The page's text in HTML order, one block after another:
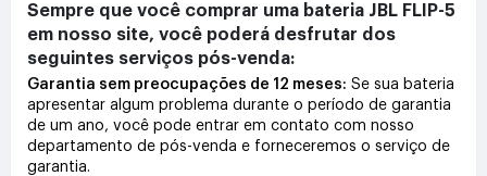
Sempre que você comprar uma bateria JBL FLIP-5
em nosso site, você poderá desfrutar dos
seguintes serviços pós-venda:
Garantia sem preocupações de 12 meses: Se sua bateria
apresentar algum problema durante o período de garantia
de um ano, você pode entrar em contato com nosso
departamento de pós-venda e forneceremos o serviço de
garantia.